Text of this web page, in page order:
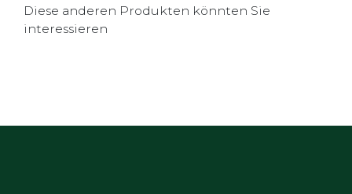
Diese anderen Produkten könnten Sie
interessieren